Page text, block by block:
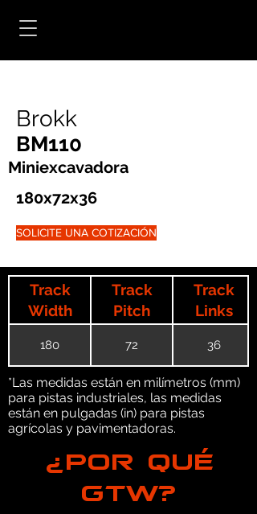
Brokk
BM110
Miniexcavadora
180x72x36
SOLICITE UNA COTIZACIÓN
Track
Width
Track
Pitch
Track
Links
180 72 36
*Las medidas están en milímetros (mm)
para pistas industriales, las medidas
están en pulgadas (in) para pistas
agrícolas y pavimentadoras.
¿POR QUÉ
GTW?